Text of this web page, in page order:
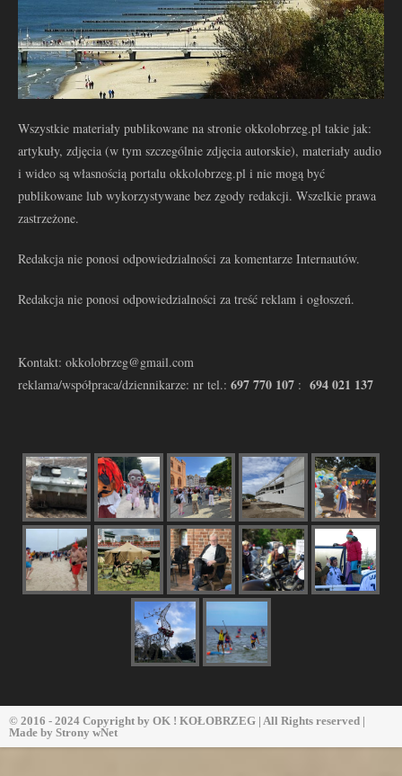
Wszystkie materiały publikowane na stronie okkolobrzeg.pl takie jak:
artykuły, zdjęcia (w tym szczególnie zdjęcia autorskie), materiały audio
i wideo są własnością portalu okkolobrzeg.pl i nie mogą być
publikowane lub wykorzystywane bez zgody redakcji. Wszelkie prawa
zastrzeżone.
Redakcja nie ponosi odpowiedzialności za komentarze Internautów.
Redakcja nie ponosi odpowiedzialności za treść reklam i ogłoszeń.
Kontakt: okkolobrzeg@gmail.com
reklama/współpraca/dziennikarze: nr tel.: 697 770 107 : 694 021 137
© 2016 - 2024 Copyright by OK ! KOŁOBRZEG | All Rights reserved |
Made by Strony wNet